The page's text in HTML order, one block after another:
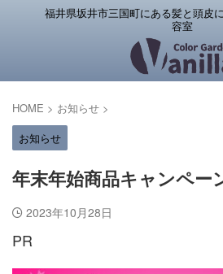
福井県坂井市三国町にある髪と頭皮
容室
HOME > お知らせ >
お知らせ
年末年始商品キャンペー
2023年10月28日
PR